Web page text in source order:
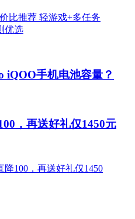
iQOO手机电池容量？
，再送好礼仅1450元